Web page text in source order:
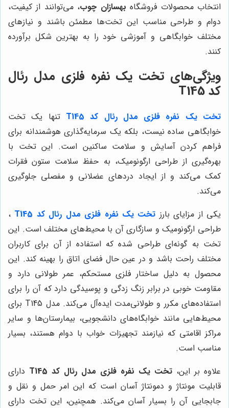
انتخاب محصولات فروشگاه بهسازان چوب، می‌توانند از کیفیت،
دوام و طراحی مناسب این تخت‌ها مطمئن باشند و نیازهای
مختلف خوابگاهی و آموزشی خود را به بهترین شکل برآورده
کنند.
ویژگی‌های تخت یک نفره فلزی مدل رئال
کد T145
تخت یک نفره فلزی مدل رئال کد T145
تنها یک تخت
خوابگاهی ساده نیست، بلکه یک سرمایه‌گذاری هوشمندانه برای
فراهم کردن آسایش و سلامت ساکنین است. این تخت با
بهره‌گیری از طراحی ارگونومیک، به حفظ سلامت ستون فقرات
کمک می‌کند و از ایجاد دردهای عضلانی و مفصلی جلوگیری
می‌کند.
یکی از مزایای بارز تخت یک نفره فلزی مدل رئال کد T145
،
طراحی ارگونومیک و سازگاری آن با محیط‌های مختلف است. این
تخت به گونه‌ای طراحی شده که استفاده از آن برای کاربران
مختلف راحت باشد و در عین حال فضای اتاق را بهینه کند. این
محصول به دلیل ساختار فلزی مستحکم، عمر طولانی دارد و
مقاومت خوبی در برابر زنگ زدگی و پوسیدگی دارد که آن را برای
استفاده‌های مکرر و طولانی‌مدت ایده‌آل می‌کند. مدل T145 برای
محیط‌هایی مانند خوابگاه‌های دانشجویی، بیمارستان‌ها و سایر
مراکز اقامتی که نیازمند تجهیزات خواب با دوام هستند، بسیار
مناسب است.
علاوه بر این، تخت یک نفره فلزی مدل رئال کد T145
دارای
قابلیت مونتاژ و دمونتاژ آسان است که این امر حمل و نقل و
جابجایی آن را بسیار آسان می‌کند. همچنین، این تخت دارای